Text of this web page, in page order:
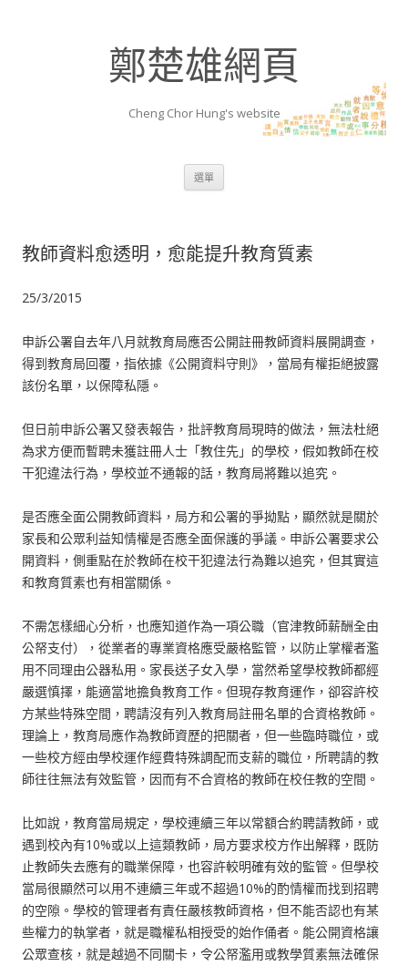
鄭楚雄網頁
Cheng Chor Hung's website
選單
教師資料愈透明，愈能提升教育質素
25/3/2015
申訴公署自去年八月就教育局應否公開註冊教師資料展開調查，
得到教育局回覆，指依據《公開資料守則》，當局有權拒絕披露
該份名單，以保障私隱。
但日前申訴公署又發表報告，批評教育局現時的做法，無法杜絕
為求方便而暫聘未獲註冊人士「教住先」的學校，假如教師在校
干犯違法行為，學校並不通報的話，教育局將難以追究。
是否應全面公開教師資料，局方和公署的爭拗點，顯然就是關於
家長和公眾利益知情權是否應全面保護的爭議。申訴公署要求公
開資料，側重點在於教師在校干犯違法行為難以追究，但其實這
和教育質素也有相當關係。
不需怎樣細心分析，也應知道作為一項公職（官津教師薪酬全由
公帑支付），從業者的專業資格應受嚴格監管，以防止掌權者濫
用不同理由公器私用。家長送子女入學，當然希望學校教師都經
嚴選慎擇，能適當地擔負教育工作。但現存教育運作，卻容許校
方某些特殊空間，聘請沒有列入教育局註冊名單的合資格教師。
理論上，教育局應作為教師資歷的把關者，但一些臨時職位，或
一些校方經由學校運作經費特殊調配而支薪的職位，所聘請的教
師往往無法有效監管，因而有不合資格的教師在校任教的空間。
比如說，教育當局規定，學校連續三年以常額合約聘請教師，或
遇到校內有10%或以上這類教師，局方要求校方作出解釋，既防
止教師失去應有的職業保障，也容許較明確有效的監管。但學校
當局很顯然可以用不連續三年或不超過10%的酌情權而找到招聘
的空隙。學校的管理者有責任嚴核教師資格，但不能否認也有某
些權力的執掌者，就是職權私相授受的始作俑者。能公開資格讓
公眾查核，就是越過不同關卡，令公帑濫用或教學質素無法確保